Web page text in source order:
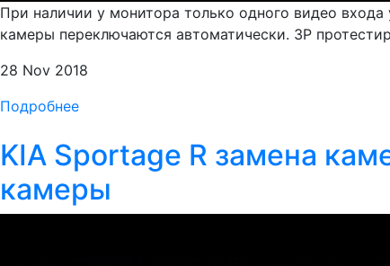
При наличии у монитора только одного видео
камеры переключаются автоматически. ЗР
28 Nov 2018
Подробнее
KIA Sportage R замена
камеры